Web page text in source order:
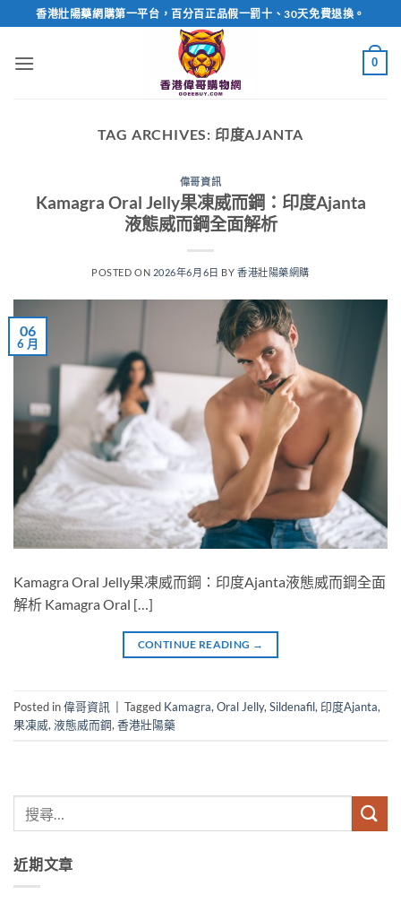
to
content
香港壯陽藥網購第一平台，百分百正品假一罰十、30天免費退換。
0
TAG ARCHIVES: 印度AJANTA
偉哥資訊
Kamagra Oral Jelly果凍威而鋼：印度Ajanta
液態威而鋼全面解析
POSTED ON 2026年6月6日 BY 香港壯陽藥網購
06
6 月
Kamagra Oral Jelly果凍威而鋼：印度Ajanta液態威而鋼全面
解析 Kamagra Oral […]
CONTINUE READING →
Posted in偉哥資訊 Tagged Kamagra, Oral Jelly, Sildenafil, 印度Ajanta,
果凍威, 液態威而鋼, 香港壯陽藥
近期文章